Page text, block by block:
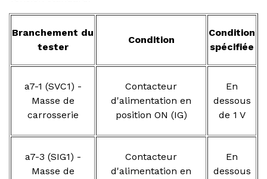
Branchement du
tester
Condition
Condition
spécifiée
a7-1 (SVC1) -
Masse de
carrosserie
Contacteur
d'alimentation en
position ON (IG)
En
dessous
de 1 V
a7-3 (SIG1) -
Masse de
Contacteur
d'alimentation en
En
dessous